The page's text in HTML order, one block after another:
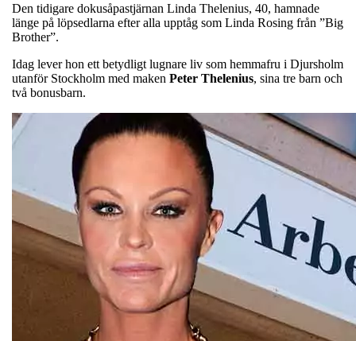
Den tidigare dokusåpastjärnan Linda Thelenius, 40, hamnade
länge på löpsedlarna efter alla upptåg som Linda Rosing från ”Big
Brother”.
Idag lever hon ett betydligt lugnare liv som hemmafru i Djursholm
utanför Stockholm med maken Peter Thelenius, sina tre barn och
två bonusbarn.